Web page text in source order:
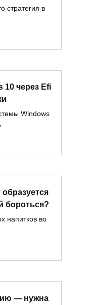
стратегия в
10 через Efi
Windows
бороться?
напитков во
— нужна